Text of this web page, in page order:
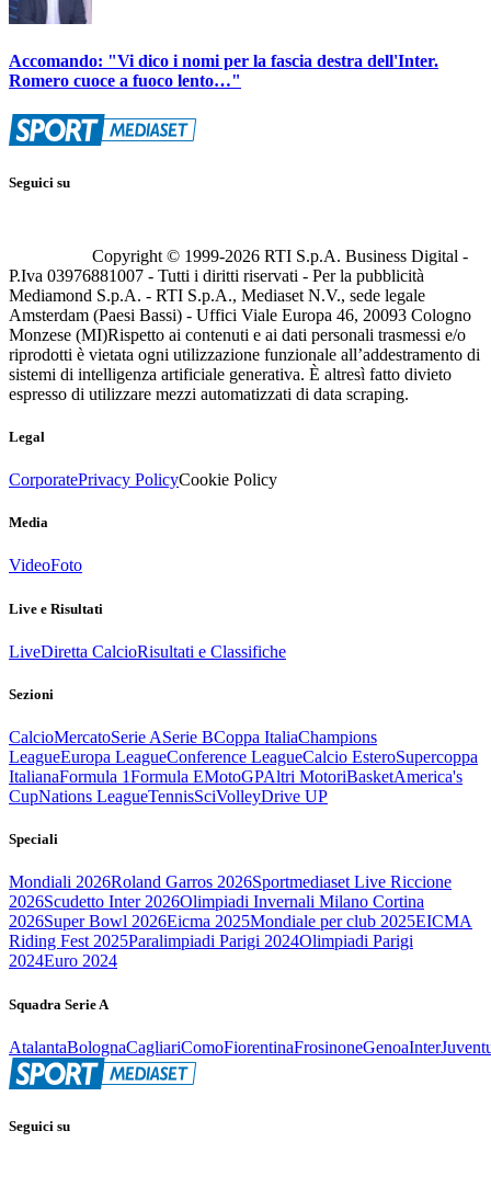
Accomando: "Vi dico i nomi per la fascia destra dell'Inter.
Romero cuoce a fuoco lento…"
Seguici su
Copyright © 1999-2026 RTI S.p.A. Business Digital -
P.Iva 03976881007 - Tutti i diritti riservati - Per la pubblicità
Mediamond S.p.A. - RTI S.p.A., Mediaset N.V., sede legale
Amsterdam (Paesi Bassi) - Uffici Viale Europa 46, 20093 Cologno
Monzese (MI)Rispetto ai contenuti e ai dati personali trasmessi e/o
riprodotti è vietata ogni utilizzazione funzionale all’addestramento di
sistemi di intelligenza artificiale generativa. È altresì fatto divieto
espresso di utilizzare mezzi automatizzati di data scraping.
Legal
CorporatePrivacy PolicyCookie Policy
Media
VideoFoto
Live e Risultati
LiveDiretta CalcioRisultati e Classifiche
Sezioni
CalcioMercatoSerie ASerie BCoppa ItaliaChampions
LeagueEuropa LeagueConference LeagueCalcio EsteroSupercoppa
ItalianaFormula 1Formula EMotoGPAltri MotoriBasketAmerica's
CupNations LeagueTennisSciVolleyDrive UP
Speciali
Mondiali 2026Roland Garros 2026Sportmediaset Live Riccione
2026Scudetto Inter 2026Olimpiadi Invernali Milano Cortina
2026Super Bowl 2026Eicma 2025Mondiale per club 2025EICMA
Riding Fest 2025Paralimpiadi Parigi 2024Olimpiadi Parigi
2024Euro 2024
Squadra Serie A
AtalantaBolognaCagliariComoFiorentinaFrosinoneGenoaInter
Seguici su